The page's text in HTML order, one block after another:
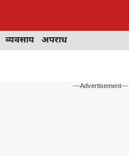
व्यवसाय अपराध
---Advertisement---